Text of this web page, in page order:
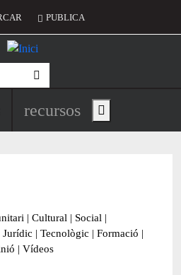
del compte d'usuari
PUBLICA
principal de
recursos Show main menu
| Cultural | Social |
Jurídic | Tecnològic | Formació |
| Vídeos